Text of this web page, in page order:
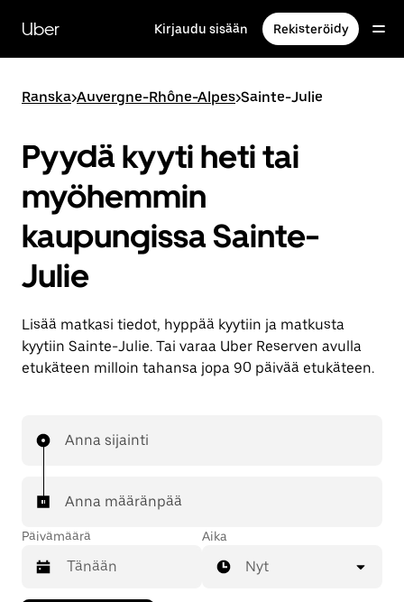
siirry
pääsisältöön
Uber Kirjaudu sisään Rekisteröidy
Ranska>Auvergne-Rhône-Alpes>Sainte-Julie
Pyydä kyyti heti tai
myöhemmin
kaupungissa Sainte-
Julie
Lisää matkasi tiedot, hyppää kyytiin ja matkusta
kyytiin Sainte-Julie. Tai varaa Uber Reserven avulla
etukäteen milloin tahansa jopa 90 päivää etukäteen.
Anna sijainti
Anna määränpää
Päivämäärä Aika
Nyt